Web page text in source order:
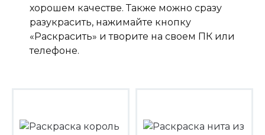
хорошем качестве. Также можно сразу
разукрасить, нажимайте кнопку
«Раскрасить» и творите на своем ПК или
телефоне.